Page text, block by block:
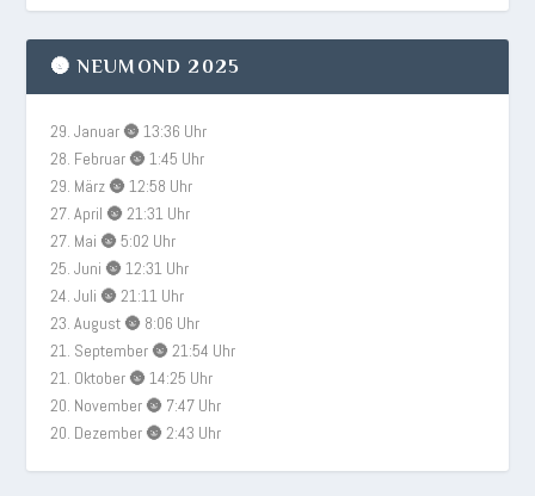
🌚 NEUMOND 2025
29. Januar 🌚 13:36 Uhr
28. Februar 🌚 1:45 Uhr
29. März 🌚 12:58 Uhr
27. April 🌚 21:31 Uhr
27. Mai 🌚 5:02 Uhr
25. Juni 🌚 12:31 Uhr
24. Juli 🌚 21:11 Uhr
23. August 🌚 8:06 Uhr
21. September 🌚 21:54 Uhr
21. Oktober 🌚 14:25 Uhr
20. November 🌚 7:47 Uhr
20. Dezember 🌚 2:43 Uhr